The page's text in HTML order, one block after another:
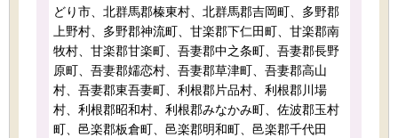
どり市、北群馬郡榛東村、北群馬郡吉岡町、多野郡
上野村、多野郡神流町、甘楽郡下仁田町、甘楽郡南
牧村、甘楽郡甘楽町、吾妻郡中之条町、吾妻郡長野
原町、吾妻郡嬬恋村、吾妻郡草津町、吾妻郡高山
村、吾妻郡東吾妻町、利根郡片品村、利根郡川場
村、利根郡昭和村、利根郡みなかみ町、佐波郡玉村
町、邑楽郡板倉町、邑楽郡明和町、邑楽郡千代田